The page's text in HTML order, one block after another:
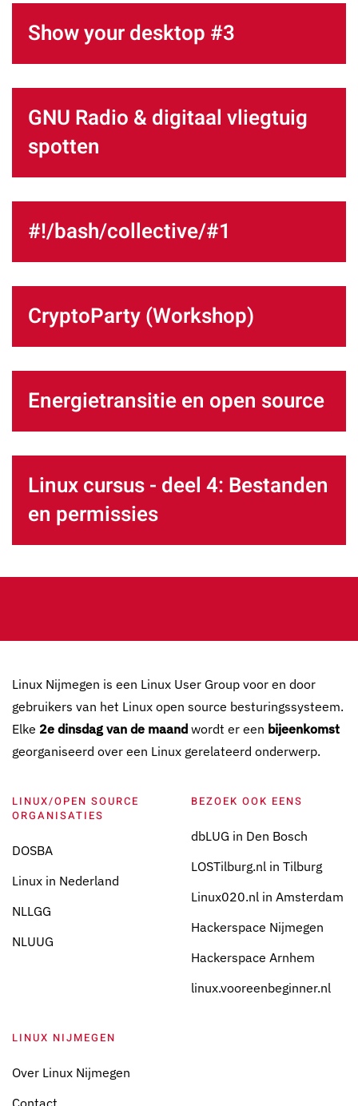
Show your desktop #3
GNU Radio & digitaal vliegtuig
spotten
#!/bash/collective/#1
CryptoParty (Workshop)
Energietransitie en open source
Linux cursus - deel 4: Bestanden
en permissies
Linux Nijmegen is een Linux User Group voor en door
gebruikers van het Linux open source besturingssysteem.
Elke 2e dinsdag van de maand wordt er een bijeenkomst
georganiseerd over een Linux gerelateerd onderwerp.
LINUX/OPEN SOURCE
ORGANISATIES
DOSBA
Linux in Nederland
NLLGG
NLUUG
BEZOEK OOK EENS
dbLUG in Den Bosch
LOSTilburg.nl in Tilburg
Linux020.nl in Amsterdam
Hackerspace Nijmegen
Hackerspace Arnhem
linux.vooreenbeginner.nl
LINUX NIJMEGEN
Over Linux Nijmegen
Contact